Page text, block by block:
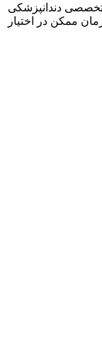
تخصصی دندانپزشکی
ممکن در اختیار